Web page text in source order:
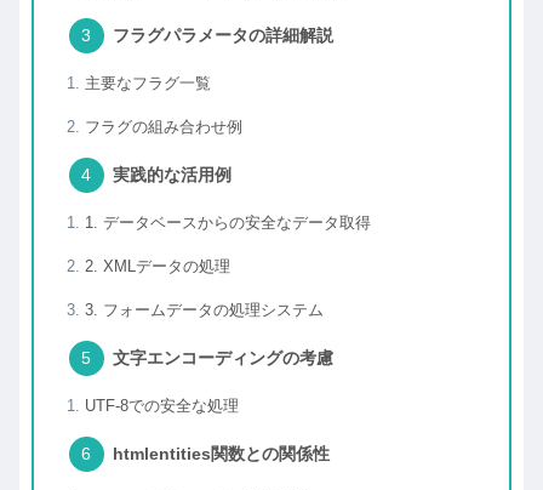
フラグパラメータの詳細解説
主要なフラグ一覧
フラグの組み合わせ例
実践的な活用例
1. データベースからの安全なデータ取得
2. XMLデータの処理
3. フォームデータの処理システム
文字エンコーディングの考慮
UTF-8での安全な処理
htmlentities関数との関係性